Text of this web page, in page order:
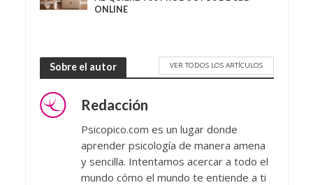
ONLINE
Sobre el autor VER TODOS LOS ARTÍCULOS
Redacción
Psicopico.com es un lugar donde
aprender psicología de manera amena
y sencilla. Intentamos acercar a todo el
mundo cómo el mundo te entiende a ti